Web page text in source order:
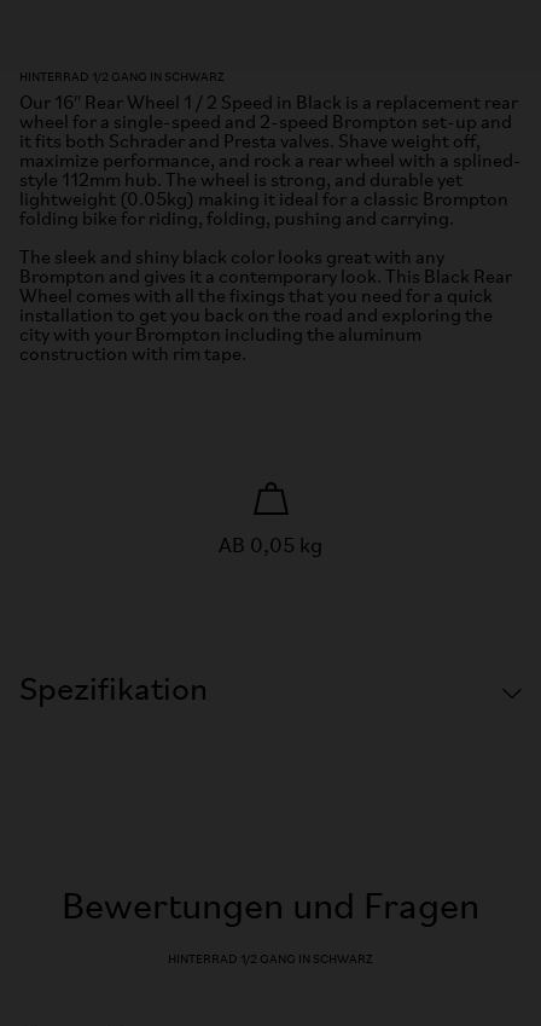
HINTERRAD 1/2 GANG IN SCHWARZ
Our 16'' Rear Wheel 1 / 2 Speed in Black is a replacement rear
wheel for a single-speed and 2-speed Brompton set-up and
it fits both Schrader and Presta valves. Shave weight off,
maximize performance, and rock a rear wheel with a splined-
style 112mm hub. The wheel is strong, and durable yet
lightweight (0.05kg) making it ideal for a classic Brompton
folding bike for riding, folding, pushing and carrying.
The sleek and shiny black color looks great with any
Brompton and gives it a contemporary look. This Black Rear
Wheel comes with all the fixings that you need for a quick
installation to get you back on the road and exploring the
city with your Brompton including the aluminum
construction with rim tape.
AB 0,05 kg
Spezifikation
Bewertungen und Fragen
HINTERRAD 1/2 GANG IN SCHWARZ